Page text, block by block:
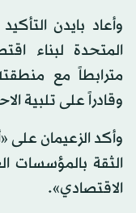
وأعاد بايدن
المتحدة لبناء
مترابطاً مع
وقادراً على تلبية
وأكد الزعيمان على
الثقة بالمؤسسات
الاقتصادي».